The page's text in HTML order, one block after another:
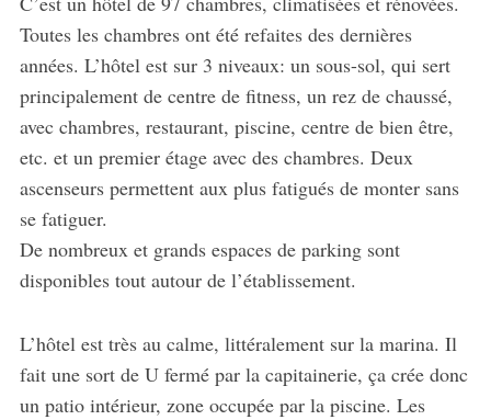
Toutes les chambres ont été refaites des dernières
années. L’hôtel est sur 3 niveaux: un sous-sol, qui sert
principalement de centre de fitness, un rez de chaussé,
avec chambres, restaurant, piscine, centre de bien être,
etc. et un premier étage avec des chambres. Deux
ascenseurs permettent aux plus fatigués de monter sans
se fatiguer.
De nombreux et grands espaces de parking sont
disponibles tout autour de l’établissement.
L’hôtel est très au calme, littéralement sur la marina. Il
fait une sort de U fermé par la capitainerie, ça crée donc
un patio intérieur, zone occupée par la piscine. Les